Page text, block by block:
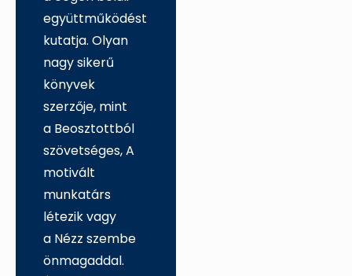
együttműködést
kutatja. Olyan
nagy sikerű
könyvek
szerzője, mint
a Beosztottból
szövetséges, A
motivált
munkatárs
létezik vagy
a Nézz szembe
önmagaddal.